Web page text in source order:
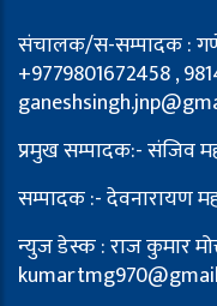
संचालक/स-सम्पादक :
+9779801672458 ,
प्रमुख सम्पादक:- संजिव
सम्पादक :- देवनारायण
न्युज डेस्क : राज कुमार